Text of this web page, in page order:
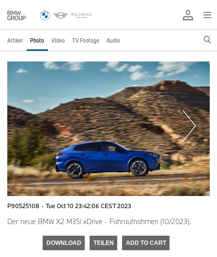
Artikel Photo Video TV Footage Audio
P90525108 · Tue Oct 10 23:42:06 CEST 2023
Der neue BMW X2 M35i xDrive - Fahraufnahmen (10/2023).
DOWNLOAD TEILEN ADD TO CART